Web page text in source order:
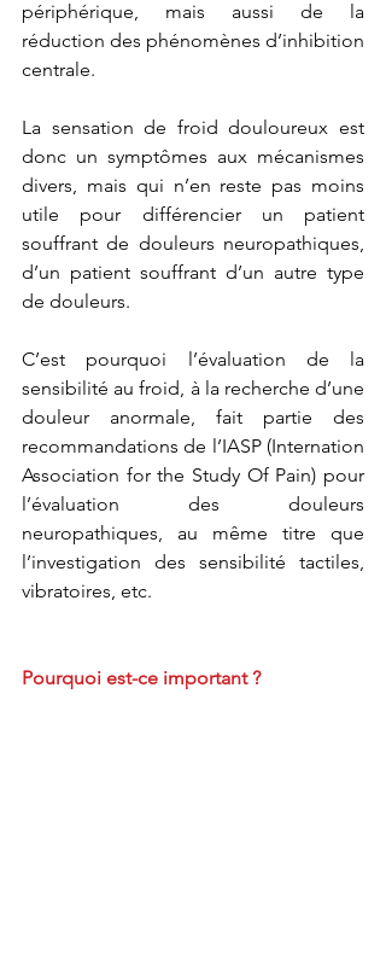
périphérique, mais aussi de la
réduction des phénomènes d’inhibition
centrale.
La sensation de froid douloureux est
donc un symptômes aux mécanismes
divers, mais qui n’en reste pas moins
utile pour différencier un patient
souffrant de douleurs neuropathiques,
d’un patient souffrant d’un autre type
de douleurs.
C’est pourquoi l’évaluation de la
sensibilité au froid, à la recherche d’une
douleur anormale, fait partie des
recommandations de l’IASP (Internation
Association for the Study Of Pain) pour
l’évaluation des douleurs
neuropathiques, au même titre que
l’investigation des sensibilité tactiles,
vibratoires, etc.
Pourquoi est-ce important ?